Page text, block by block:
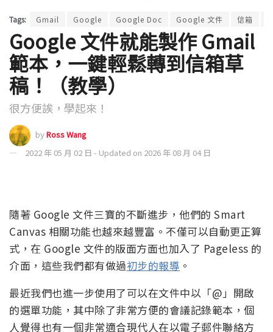
Tags: Gmail Google Google Doc Google 文件 信箱
Google 文件就能製作 Gmail
範本，一鍵輕鬆轉到信箱草
稿！（教學）
很方便誒，學起來！
byRoss Wang
2022 年 05 月 02 日 - Updated on 2026 年 08 月 04 日
隨著 Google 文件三寶的不斷進步，他們的 Smart
Canvas 相關功能也越來越豐富。不僅可以自動更正算
式，在 Google 文件的版面方面也加入了 Pageless 的
介面，這些我們都有做過初步的報導 。
最近我們也進一步使用了可以在文件中以「@」開啟
的選單功能，其中除了非常方便的會議記錄範本，個
人覺得也有一個非常適合現代人在以電子郵件聯絡方